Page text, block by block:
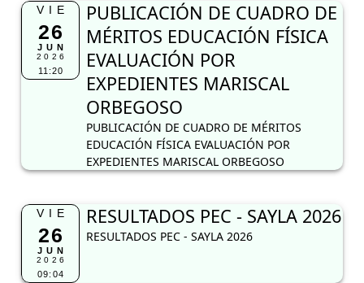
VIE
26
JUN
2026
11:20
PUBLICACIÓN DE CUADRO DE
MÉRITOS EDUCACIÓN FÍSICA
EVALUACIÓN POR
EXPEDIENTES MARISCAL
ORBEGOSO
PUBLICACIÓN DE CUADRO DE MÉRITOS
EDUCACIÓN FÍSICA EVALUACIÓN POR
EXPEDIENTES MARISCAL ORBEGOSO
VIE
26
JUN
2026
09:04
RESULTADOS PEC - SAYLA 2026
RESULTADOS PEC - SAYLA 2026